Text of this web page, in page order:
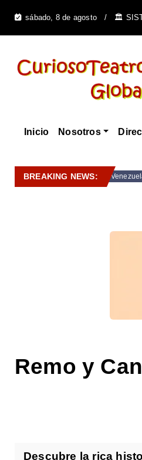
sábado, 8 de agosto 🏛️
Inicio Nosotros
BREAKING NEWS:
Remo y
Descubre la rica